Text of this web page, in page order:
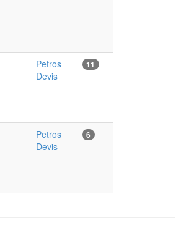
Petros
Devis
11
Petros
Devis
6